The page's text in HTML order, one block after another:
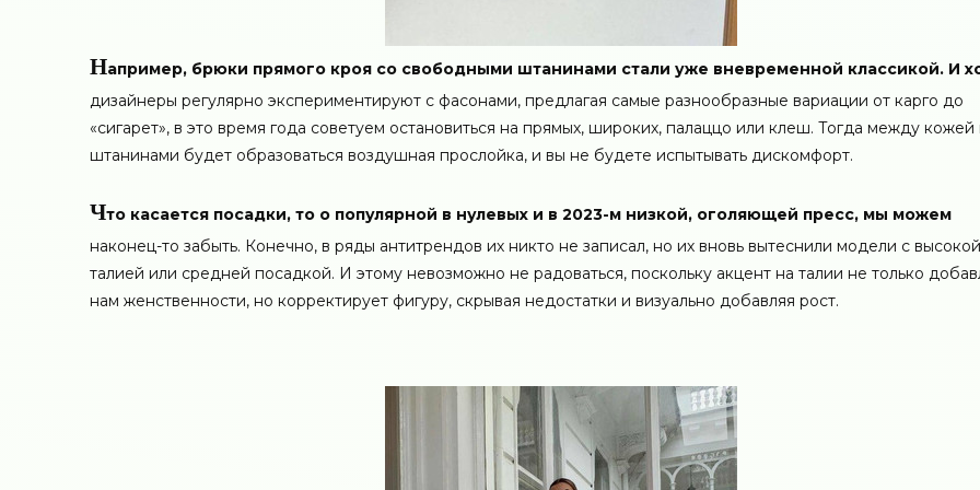
Например, брюки прямого кроя со свободными штанинами стали уже вневременной классикой. И
дизайнеры регулярно экспериментируют с фасонами, предлагая самые разнообразные вариации от карго до
«сигарет», в это время года советуем остановиться на прямых, широких, палаццо или клеш. Тогда между кожей
штанинами будет образоваться воздушная прослойка, и вы не будете испытывать дискомфорт.
Что касается посадки, то о популярной в нулевых и в 2023-м низкой, оголяющей пресс, мы можем
наконец-то забыть. Конечно, в ряды антитрендов их никто не записал, но их вновь вытеснили модели с высокой
талией или средней посадкой. И этому невозможно не радоваться, поскольку акцент на талии не только
нам женственности, но корректирует фигуру, скрывая недостатки и визуально добавляя рост.